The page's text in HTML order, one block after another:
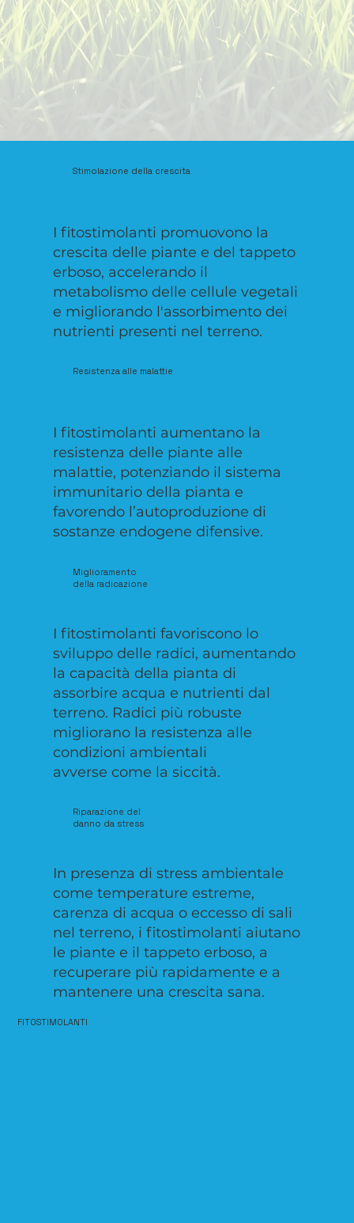
Stimolazione della crescita
I fitostimolanti promuovono la
crescita delle piante e del tappeto
erboso, accelerando il
metabolismo delle cellule vegetali
e migliorando l'assorbimento dei
nutrienti presenti nel terreno.
Resistenza alle malattie
I fitostimolanti aumentano la
resistenza delle piante alle
malattie, potenziando il sistema
immunitario della pianta e
favorendo l’autoproduzione di
sostanze endogene difensive.
Miglioramento
della radicazione
I fitostimolanti favoriscono lo
sviluppo delle radici, aumentando
la capacità della pianta di
assorbire acqua e nutrienti dal
terreno. Radici più robuste
migliorano la resistenza alle
condizioni ambientali
avverse come la siccità.
Riparazione del
danno da stress
In presenza di stress ambientale
come temperature estreme,
carenza di acqua o eccesso di sali
nel terreno, i fitostimolanti aiutano
le piante e il tappeto erboso, a
recuperare più rapidamente e a
mantenere una crescita sana.
FITOSTIMOLANTI